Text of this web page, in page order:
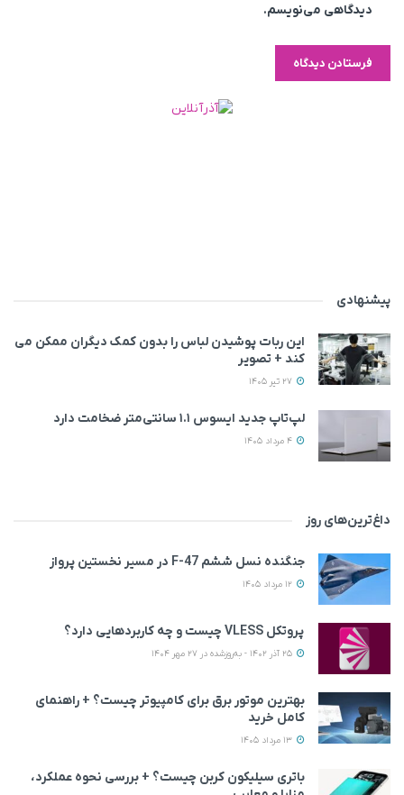
دیدگاهی می‌نویسم.
پیشنهادی
این ربات پوشیدن لباس را بدون کمک دیگران ممکن می‌
کند + تصویر
لپ‌تاپ جدید ایسوس ۱.۱ سانتی‌متر ضخامت دارد
داغ‌ترین‌های روز
جنگنده نسل ششم F-47 در مسیر نخستین پرواز
پروتکل VLESS چیست و چه کاربردهایی دارد؟
بهترین موتور برق برای کامپیوتر چیست؟ + راهنمای
کامل خرید
باتری سیلیکون کربن چیست؟ + بررسی نحوه عملکرد،